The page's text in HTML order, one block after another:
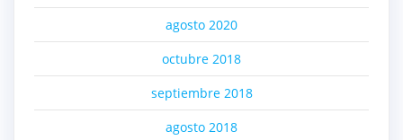
agosto 2020
octubre 2018
septiembre 2018
agosto 2018